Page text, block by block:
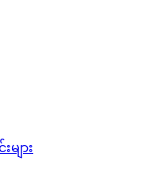
များ